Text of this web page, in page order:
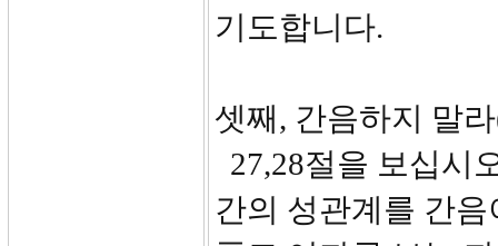
기도합니다.
셋째, 간음하지 말
27,28절을 보십시
간의 성관계를 간